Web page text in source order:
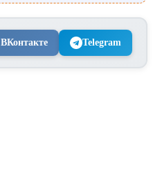
ВКонтакте Telegram